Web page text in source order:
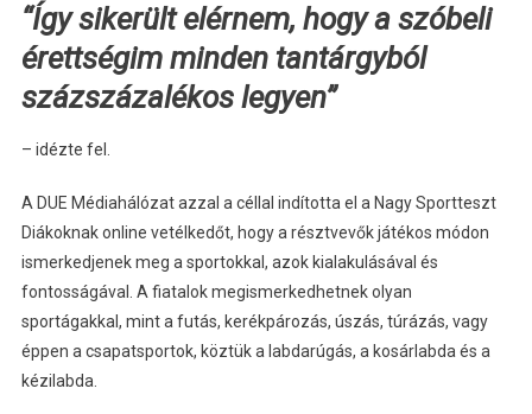
“Így sikerült elérnem, hogy a szóbeli
érettségim minden tantárgyból
százszázalékos legyen”
– idézte fel.
A DUE Médiahálózat azzal a céllal indította el a Nagy Sportteszt
Diákoknak online vetélkedőt, hogy a résztvevők játékos módon
ismerkedjenek meg a sportokkal, azok kialakulásával és
fontosságával. A fiatalok megismerkedhetnek olyan
sportágakkal, mint a futás, kerékpározás, úszás, túrázás, vagy
éppen a csapatsportok, köztük a labdarúgás, a kosárlabda és a
kézilabda.